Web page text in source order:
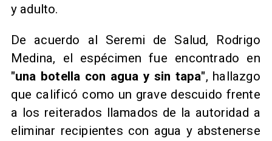
y adulto.
De acuerdo al Seremi de Salud, Rodrigo
Medina, el espécimen fue encontrado en
"una botella con agua y sin tapa", hallazgo
que calificó como un grave descuido frente
a los reiterados llamados de la autoridad a
eliminar recipientes con agua y abstenerse